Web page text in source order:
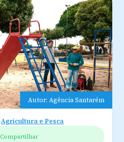
Autor: Agência Santarém
Agricultura e Pesca
Compartilhar